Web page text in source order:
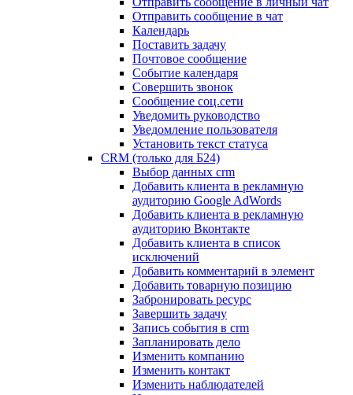
Отправить сообщение в чат
Календарь
Поставить задачу
Почтовое сообщение
Событие календаря
Совершить звонок
Сообщение соц.сети
Уведомить руководство
Уведомление пользователя
Установить текст статуса
CRM (только для Б24)
Выбор данных crm
Добавить клиента в рекламную
аудиторию Google AdWords
Добавить клиента в рекламную
аудиторию Вконтакте
Добавить клиента в список
исключений
Добавить комментарий в элемент
Добавить товарную позицию
Забронировать ресурс
Завершить задачу
Запись события в crm
Запланировать дело
Изменить компанию
Изменить контакт
Изменить наблюдателей